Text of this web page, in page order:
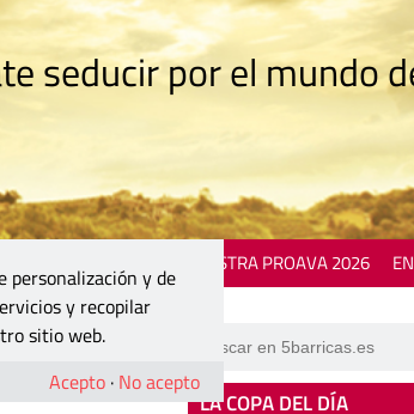
seducir por el mundo
MOSTRA PROAVA 2026
LA COPA DEL DÍA
personalización y de
y recopilar
sitio web.
Acepto · No acepto